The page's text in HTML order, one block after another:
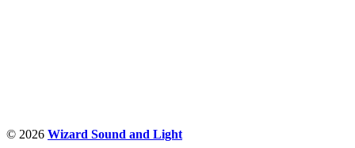
© 2026 Wizard Sound and Light